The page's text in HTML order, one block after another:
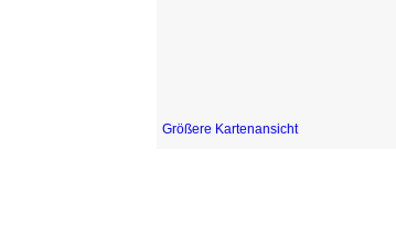
Größere Kartenansicht